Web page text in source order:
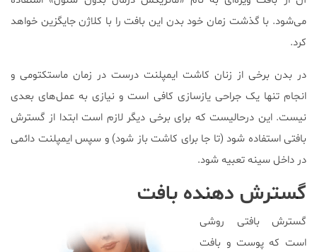
می‌شود. با گذشت زمان خود بدن این بافت را با کلاژن جایگزین خواهد
کرد.
در بدن برخی از زنان کاشت ایمپلنت درست در زمان ماستکتومی و
انجام تنها یک جراحی یازسازی کافی است و نیازی به عمل‌های بعدی
نیست. این درحالیست که برای برخی دیگر لازم است ابتدا از گسترش
بافتی استفاده شود (تا جا برای کاشت باز شود) و سپس ایمپلنت دائمی
در داخل سینه تعبیه شود.
گسترش دهنده بافت
گسترش بافتی روشی
است که پوست و بافت